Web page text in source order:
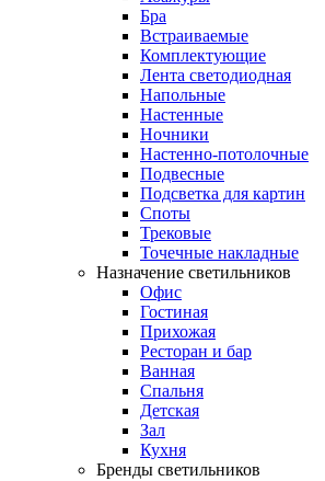
Бра
Встраиваемые
Комплектующие
Лента светодиодная
Напольные
Настенные
Ночники
Настенно-потолочные
Подвесные
Подсветка для картин
Споты
Трековые
Точечные накладные
Назначение светильников
Офис
Гостиная
Прихожая
Ресторан и бар
Ванная
Спальня
Детская
Зал
Кухня
Бренды светильников